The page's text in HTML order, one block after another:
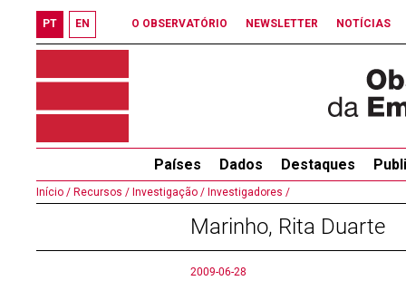
PT EN O OBSERVATÓRIO NEWSLETTER NOTÍCIAS
Países Dados Destaques
Início / Recursos / Investigação / Investigadores /
Marinho, Rita Duarte
2009-06-28